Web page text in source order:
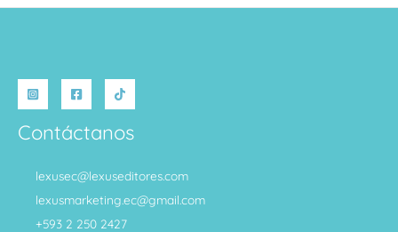
Contáctanos
lexusec@lexuseditores.com
lexusmarketing.ec@gmail.com
+593 2 250 2427